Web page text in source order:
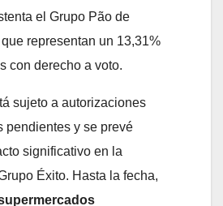
el Grupo Pão de
representan un 13,31%
con derecho a voto.
sujeto a autorizaciones
pendientes y se prevé
significativo en la
Éxito. Hasta la fecha,